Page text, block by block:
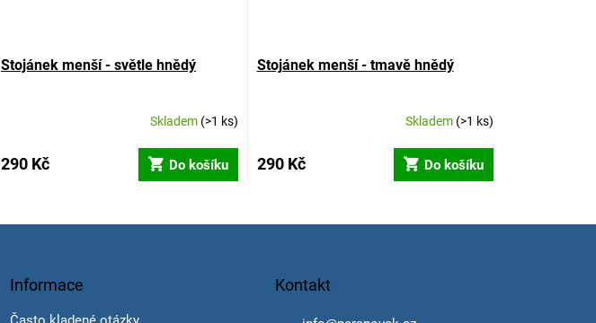
Stojánek menší - světle hnědý
Skladem (>1 ks)
290 Kč Do košíku
Stojánek menší - tmavě hnědý
Skladem (>1 ks)
290 Kč Do košíku
Informace Kontakt